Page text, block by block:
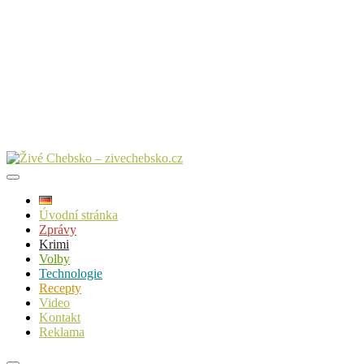
Úvodní stránka
Zprávy
Krimi
Volby
Technologie
Recepty
Video
Kontakt
Reklama